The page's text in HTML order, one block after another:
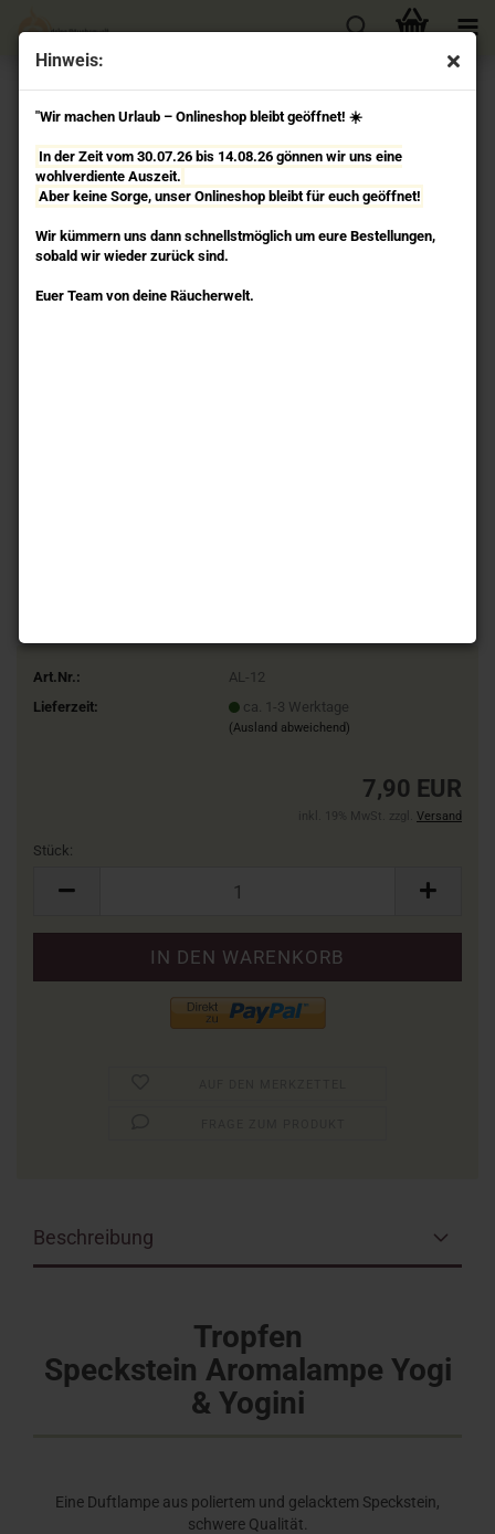
Hinweis:
"Wir machen Urlaub – Onlineshop bleibt geöffnet! ☀️
In der Zeit vom 30.07.26 bis 14.08.26 gönnen wir uns eine
wohlverdiente Auszeit.
Aber keine Sorge, unser Onlineshop bleibt für euch geöffnet!
Wir kümmern uns dann schnellstmöglich um eure Bestellungen,
sobald wir wieder zurück sind.
Euer Team von deine Räucherwelt.
« Erster « zurück weiter »
Letzter »
22Artikel in dieser Kategorie
Tropfen - Aromalampe Speckstein Yogi & Yogini
Art.Nr.:
AL-12
Lieferzeit:
ca. 1-3 Werktage
(Ausland abweichend)
7,90 EUR
inkl. 19% MwSt. zzgl. Versand
Stück:
Beschreibung
Tropfen
Speckstein Aromalampe Yogi
& Yogini
Eine Duftlampe aus poliertem und gelacktem Speckstein,
schwere Qualität.